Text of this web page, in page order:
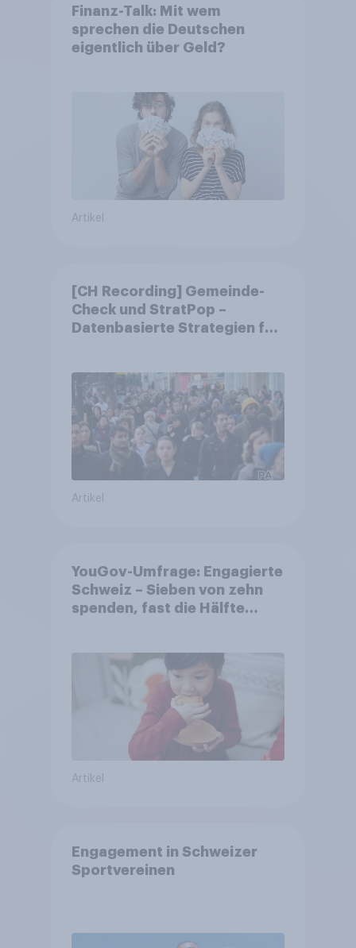
Finanz-Talk: Mit wem
sprechen die Deutschen
eigentlich über Geld?
Artikel
[CH Recording] Gemeinde-
Check und StratPop –
Datenbasierte Strategien für
Artikel
YouGov-Umfrage: Engagierte
Schweiz – Sieben von zehn
spenden, fast die Hälfte
Artikel
Engagement in Schweizer
Sportvereinen